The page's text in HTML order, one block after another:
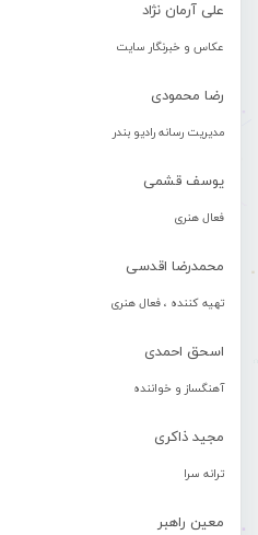
علی آرمان نژاد
عکاس و خبرنگار سایت
رضا محمودی
مدیریت رسانه رادیو بندر
یوسف قشمی
فعال هنری
محمدرضا اقدسی
تهیه کننده ، فعال هنری
اسحق احمدی
آهنگساز و خواننده
مجید ذاکری
ترانه سرا
معین راهبر